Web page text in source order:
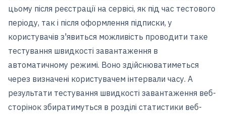
цьому після реєстрації на сервісі, як під час тестового
періоду, так і після оформлення підписки, у
користувачів з'явиться можливість проводити таке
тестування швидкості завантаження в
автоматичному режимі. Воно здійснюватиметься
через визначені користувачем інтервали часу. А
результати тестування швидкості завантаження веб-
сторінок збиратимуться в розділі статистики веб-